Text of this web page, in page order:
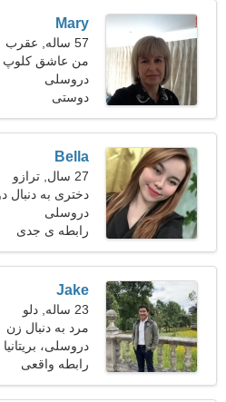
Mary
57 ساله, عقرب
من عاشق کلوپ
ورزش هستم
دروسلی
دوستی
Bella
27 سال, ترازو
دختری به
دروسلی
رابطه ی جدی
Jake
23 ساله, دلو
مرد به دنبال زن
دروسلی، بریتانیا
رابطه واقعی